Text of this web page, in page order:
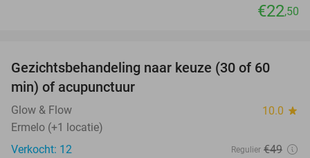
€22,50
55%
TODAY
Gezichtsbehandeling naar keuze (30 of 60
min) of acupunctuur
Glow & Flow 10.0 star
Ermelo (+1 locatie)
Verkocht: 12
Regulier €49